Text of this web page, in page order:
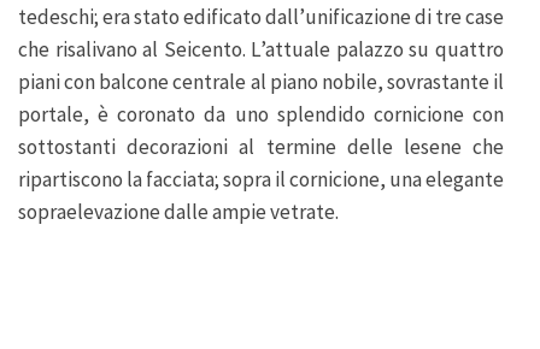
tedeschi; era stato edificato dall’unificazione di tre case
che risalivano al Seicento. L’attuale palazzo su quattro
piani con balcone centrale al piano nobile, sovrastante il
portale, è coronato da uno splendido cornicione con
sottostanti decorazioni al termine delle lesene che
ripartiscono la facciata; sopra il cornicione, una elegante
sopraelevazione dalle ampie vetrate.